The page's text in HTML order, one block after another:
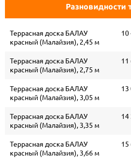
Разновидности
Террасная доска БАЛАУ
красный (Малайзия), 2,45 м
10
Террасная доска БАЛАУ
красный (Малайзия), 2,75 м
11
Террасная доска БАЛАУ
красный (Малайзия), 3,05 м
13
Террасная доска БАЛАУ
красный (Малайзия), 3,35 м
14
Террасная доска БАЛАУ
красный (Малайзия), 3,66 м
15